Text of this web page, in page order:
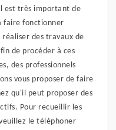
est très important de
faire fonctionner
des travaux de
de procéder à ces
des professionnels
vous proposer de faire
qu'il peut proposer des
Pour recueillir les
le téléphoner